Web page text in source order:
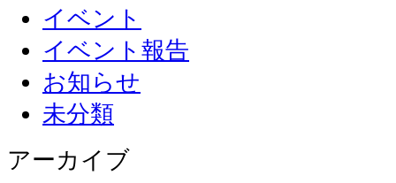
イベント
イベント報告
お知らせ
未分類
アーカイブ